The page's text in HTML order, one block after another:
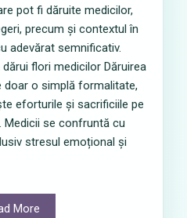
pot fi dăruite medicilor,
precum și contextul în
adevărat semnificativ.
flori medicilor Dăruirea
o simplă formalitate,
eforturile și sacrificiile pe
se confruntă cu
stresul emoțional și
More